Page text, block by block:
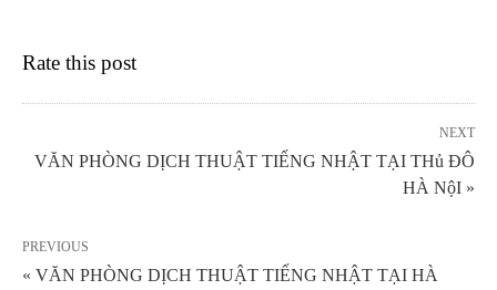
Rate this post
NEXT
VĂN PHÒNG DỊCH THUẬT TIẾNG NHẬT TẠI THủ ĐÔ
HÀ NộI »
PREVIOUS
« VĂN PHÒNG DỊCH THUẬT TIẾNG NHẬT TẠI HÀ